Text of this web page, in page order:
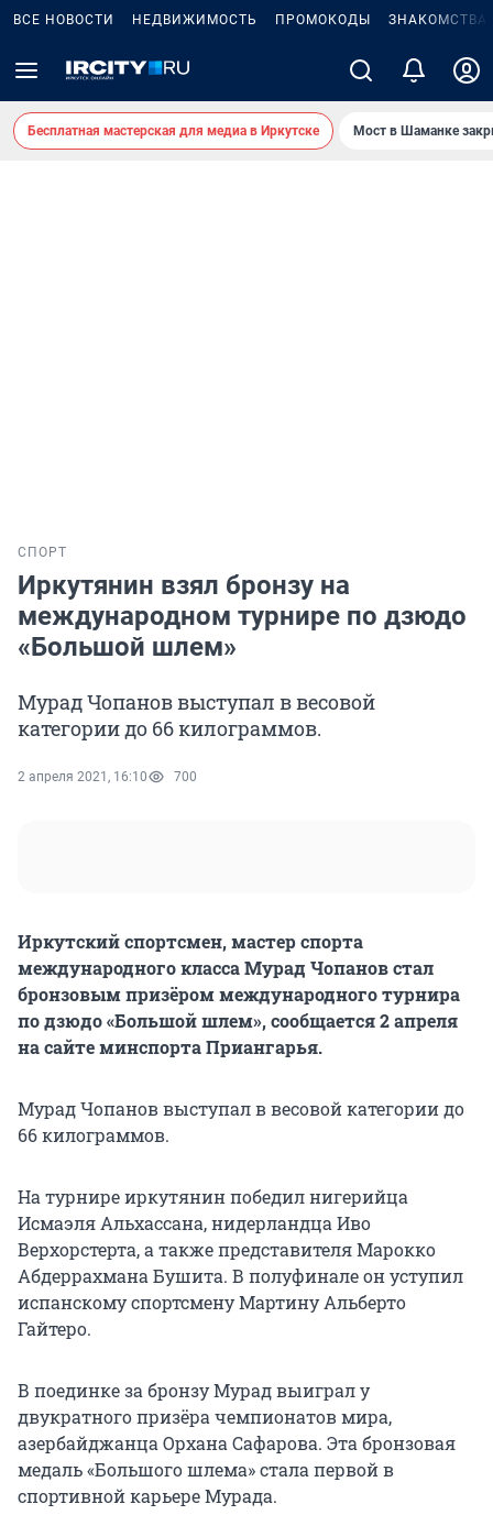
ВСЕ НОВОСТИ НЕДВИЖИМОСТЬ ПРОМОКОДЫ ЗНАКОМСТВА
Бесплатная мастерская для медиа в Иркутске Мост в Шаманке
СПОРТ
Иркутянин взял бронзу на
международном турнире по дзюдо
«Большой шлем»
Мурад Чопанов выступал в весовой
категории до 66 килограммов.
2 апреля 2021, 16:10 700
Иркутский спортсмен, мастер спорта
международного класса Мурад Чопанов стал
бронзовым призёром международного турнира
по дзюдо «Большой шлем», сообщается 2 апреля
на сайте минспорта Приангарья.
Мурад Чопанов выступал в весовой категории до
66 килограммов.
На турнире иркутянин победил нигерийца
Исмаэля Альхассана, нидерландца Иво
Верхорстерта, а также представителя Марокко
Абдеррахмана Бушита. В полуфинале он уступил
испанскому спортсмену Мартину Альберто
Гайтеро.
В поединке за бронзу Мурад выиграл у
двукратного призёра чемпионатов мира,
азербайджанца Орхана Сафарова. Эта бронзовая
медаль «Большого шлема» стала первой в
спортивной карьере Мурада.